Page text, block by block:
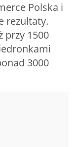
Polska i
rezultaty.
przy 1500
3000